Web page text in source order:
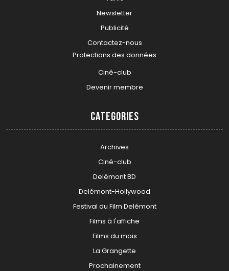
Newsletter
Publicité
Contactez-nous
Protections des données
Ciné-club
Devenir membre
Categories
Archives
Ciné-club
Delémont BD
Delémont-Hollywood
Festival du Film Delémont
Films à l'affiche
Films du mois
La Grangette
Prochainement